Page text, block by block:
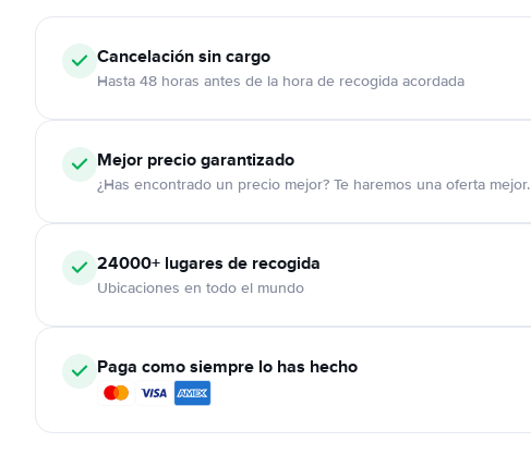
Cancelaciónsin cargo
Hasta 48 horas antes de la hora de recogida acordada
Mejor precio garantizado
¿Has encontrado un precio mejor? Te haremos una oferta mejor.
24000+ lugares de recogida
Ubicaciones en todo el mundo
Paga como siempre lo has hecho